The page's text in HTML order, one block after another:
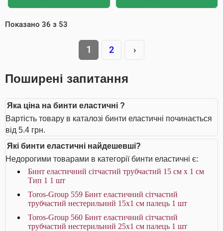
Показано 36 з 53
1 2 ›
Поширені запитання
Яка ціна на бинти еластичні ?
Вартість товару в каталозі бинти еластичні починається
від 5.4 грн.
Які бинти еластичні найдешевші?
Недорогими товарами в категорії бинти еластичні є:
Бинт еластичний сітчастий трубчастий 15 см x 1 см
Тип 1 1 шт
Toros-Group 559 Бинт еластичний сітчастий
трубчастий нестерильний 15х1 см палець 1 шт
Toros-Group 560 Бинт еластичний сітчастий
трубчастий нестерильний 25х1 см палець 1 шт